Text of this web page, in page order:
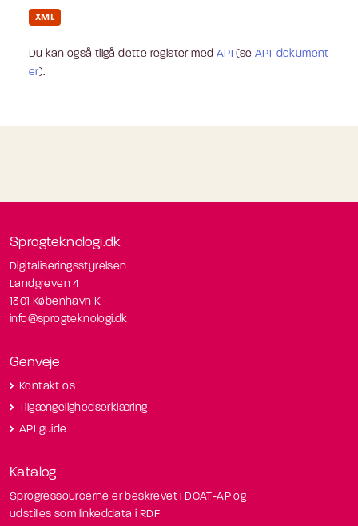
XML
Du kan også tilgå dette register med API (seAPI-dokument
er).
Sprogteknologi.dk
Digitaliseringsstyrelsen
Landgreven 4
1301 København K
info@sprogteknologi.dk
Genveje
Kontakt os
Tilgængelighedserklæring
API guide
Katalog
Sprogressourcerne er beskrevet i DCAT-AP og
udstilles som linkeddata i RDF